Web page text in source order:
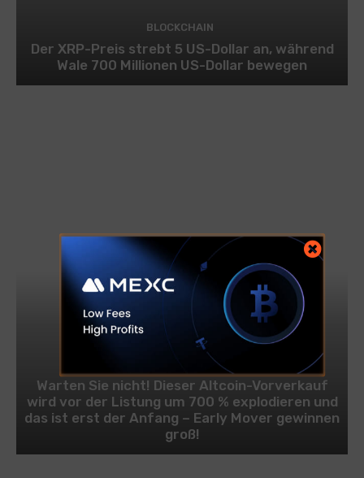
BLOCKCHAIN
Der XRP-Preis strebt 5 US-Dollar an, während
Wale 700 Millionen US-Dollar bewegen
Warten Sie nicht! Dieser Altcoin-Vorverkauf
wird vor der Listung um 700 % explodieren und
das ist erst der Anfang – Early Mover gewinnen
groß!